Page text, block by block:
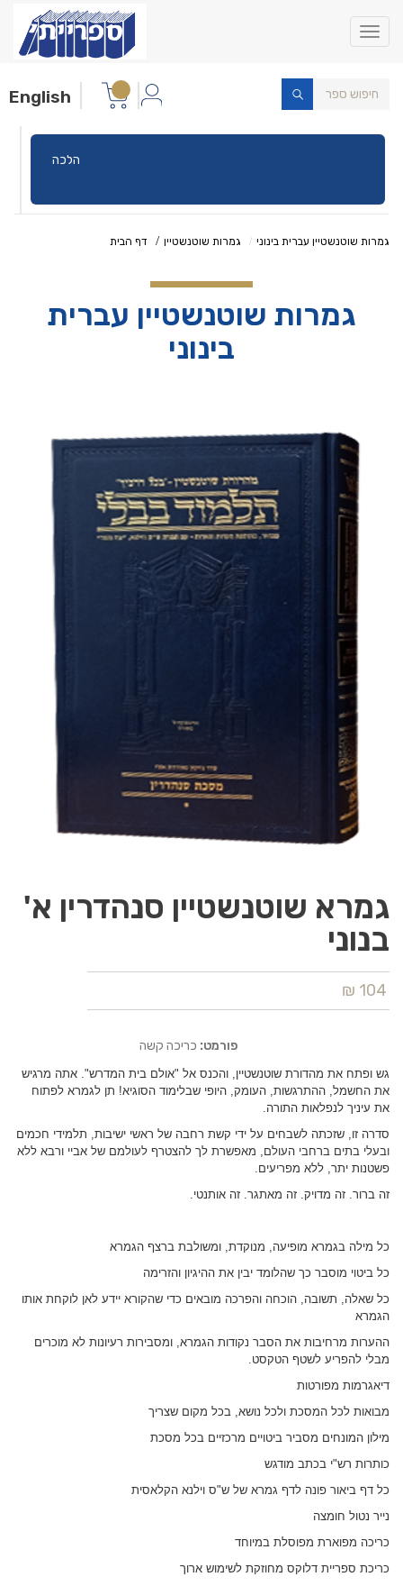
Toggle
navigation
English
הלכה
דף הבית גמרות שוטנשטיין גמרות שוטנשטיין עברית בינוני
גמרות שוטנשטיין עברית
בינוני
גמרא שוטנשטיין סנהדרין א'
בנוני
104 ₪
פורמט: כריכה קשה
גש ופתח את מהדורת שוטנשטיין, והכנס אל "אולם בית המדרש". אתה מרגיש
את החשמל, ההתרגשות, העומק, היופי שבלימוד הסוגיא! תן לגמרא לפתוח
את עיניך לנפלאות התורה.
סדרה זו, שזכתה לשבחים על ידי קשת רחבה של ראשי ישיבות, תלמידי חכמים
ובעלי בתים ברחבי העולם, מאפשרת לך להצטרף לעולמם של אביי ורבא ללא
פשטנות יתר, ללא מפריעים.
זה ברור. זה מדויק. זה מאתגר. זה אותנטי.
כל מילה בגמרא מופיעה, מנוקדת, ומשולבת ברצף הגמרא
כל ביטוי מוסבר כך שהלומד יבין את ההיגיון והזרימה
כל שאלה, תשובה, הוכחה והפרכה מובאים כדי שהקורא יידע לאן לוקחת אותו
הגמרא
ההערות מרחיבות את הסבר נקודות הגמרא, ומסבירות רעיונות לא מוכרים
מבלי להפריע לשטף הטקסט.
דיאגרמות מפורטות
מבואות לכל המסכת ולכל נושא, בכל מקום שצריך
מילון המונחים מסביר ביטויים מרכזיים בכל מסכת
כותרות רש"י בכתב מודגש
כל דף ביאור פונה לדף גמרא של ש"ס וילנא הקלאסית
נייר נטול חומצה
כריכה מפוארת מפוסלת במיוחד
כריכת ספריית דלוקס מחוזקת לשימוש ארוך